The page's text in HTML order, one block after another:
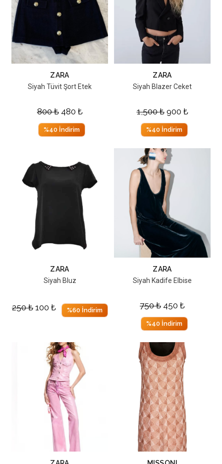
ZARA
Siyah Tüvit Şort Etek
800₺ 480 ₺
%40 İndirim
ZARA
Siyah Blazer Ceket
1,500₺ 900 ₺
%40 İndirim
ZARA
Siyah Bluz
250₺ 100 ₺ %60 İndirim
ZARA
Siyah Kadife Elbise
750₺ 450 ₺
%40 İndirim